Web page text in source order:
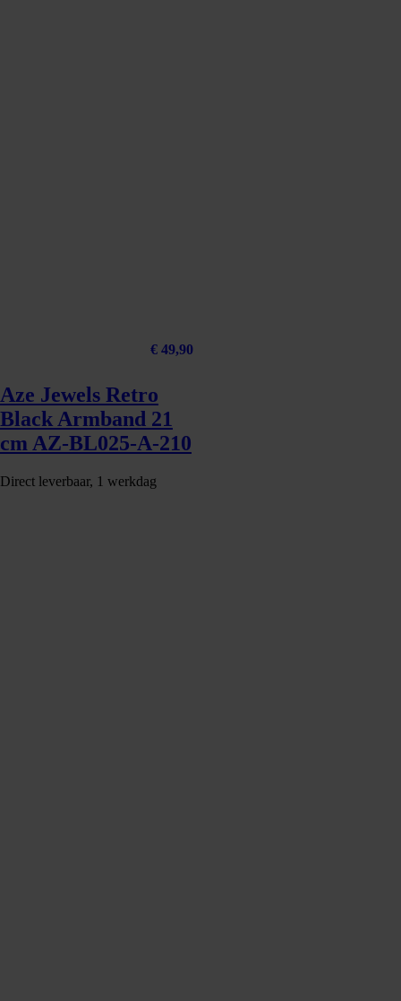
€ 49,90
Aze Jewels Retro
Black Armband 21
cm AZ-BL025-A-210
Direct leverbaar, 1 werkdag